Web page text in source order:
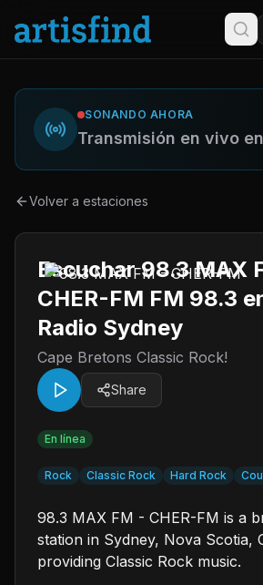
SONANDO AHORA
Transmisión en vivo
Volver a estaciones
Escuchar 98.3 MAX
CHER-FM FM 98.3
Radio Sydney
Cape Bretons Classic Rock!
Share
En línea
Rock Classic Rock Hard Rock
98.3 MAX FM - CHER-FM is a
station in Sydney, Nova Scotia,
providing Classic Rock music.